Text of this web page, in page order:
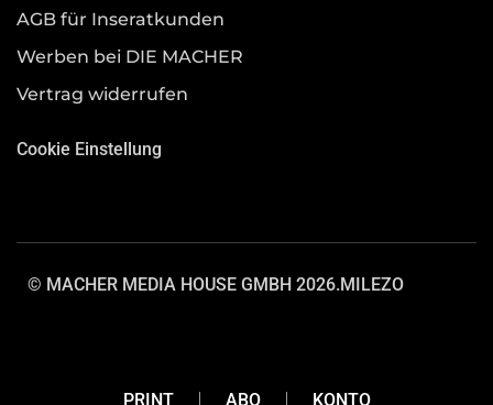
AGB für Inseratkunden
Werben bei DIE MACHER
Vertrag widerrufen
Cookie Einstellung
© MACHER MEDIA HOUSE GMBH 2026.MILEZO
PRINT ABO KONTO